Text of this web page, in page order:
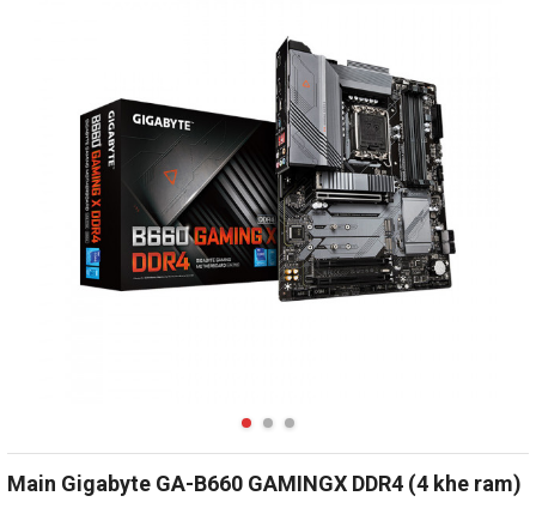
Main Gigabyte GA-B660 GAMINGX DDR4 (4 khe ram)